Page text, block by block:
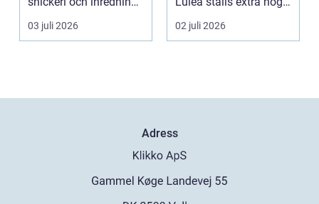
Här möt...
03 juli 2026
krav på bå...
02 juli 2026
Adress